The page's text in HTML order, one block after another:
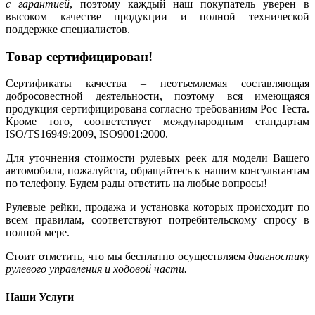
с гарантией, поэтому каждый наш покупатель уверен в
высоком качестве продукции и полной технической
поддержке специалистов.
Товар сертифицирован!
Сертификаты качества – неотъемлемая составляющая
добросовестной деятельности, поэтому вся имеющаяся
продукция сертифицирована согласно требованиям Рос Теста.
Кроме того, соответствует международным стандартам
ISO/TS16949:2009, ISO9001:2000.
Для уточнения стоимости рулевых реек для модели Вашего
автомобиля, пожалуйста, обращайтесь к нашим консультантам
по телефону. Будем рады ответить на любые вопросы!
Рулевые рейки, продажа и установка которых происходит по
всем правилам, соответствуют потребительскому спросу в
полной мере.
Стоит отметить, что мы бесплатно осуществляем диагностику
рулевого управления и ходовой части.
Наши Услуги